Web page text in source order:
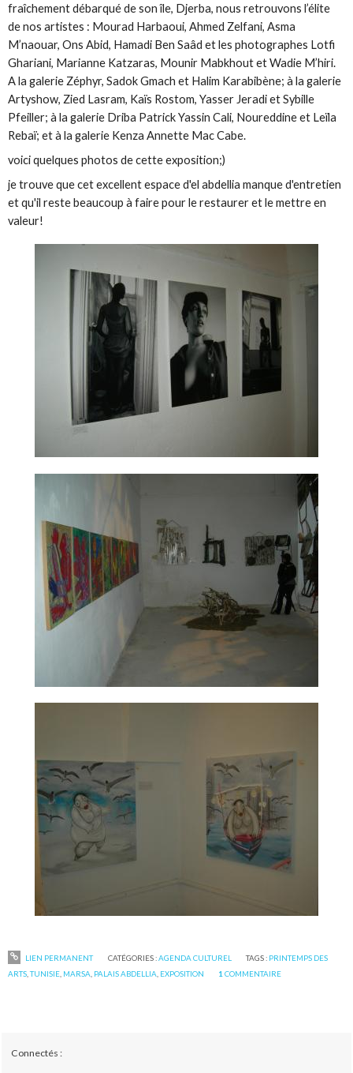
fraîchement débarqué de son île, Djerba, nous retrouvons l’élite
de nos artistes : Mourad Harbaoui, Ahmed Zelfani, Asma
M’naouar, Ons Abid, Hamadi Ben Saâd et les photographes Lotfi
Ghariani, Marianne Katzaras, Mounir Mabkhout et Wadie M’hiri.
A la galerie Zéphyr, Sadok Gmach et Halim Karabibène; à la galerie
Artyshow, Zied Lasram, Kaïs Rostom, Yasser Jeradi et Sybille
Pfeiller; à la galerie Driba Patrick Yassin Cali, Noureddine et Leïla
Rebaï; et à la galerie Kenza Annette Mac Cabe.
voici quelques photos de cette exposition;)
je trouve que cet excellent espace d'el abdellia manque d'entretien
et qu'il reste beaucoup à faire pour le restaurer et le mettre en
valeur!
LIEN PERMANENT CATÉGORIES :AGENDA CULTUREL TAGS : PRINTEMPS DES
ARTS ,TUNISIE MARSA PALAIS ABDELLIA EXPOSITION 1 COMMENTAIRE
Connectés :